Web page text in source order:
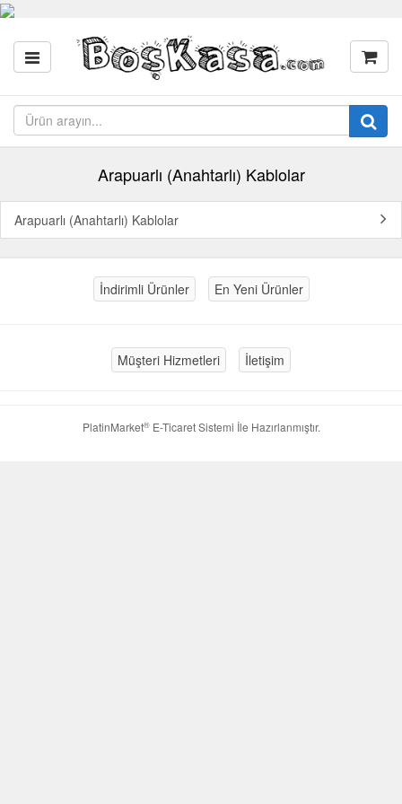
Arapuarlı (Anahtarlı) Kablolar
Arapuarlı (Anahtarlı) Kablolar
İndirimli Ürünler En Yeni Ürünler
Müşteri Hizmetleri İletişim
PlatinMarket®E-Ticaret Sistemi İle Hazırlanmıştır.